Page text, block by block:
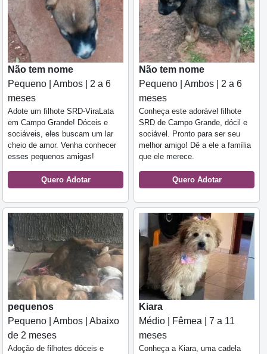
Não tem nome
Pequeno | Ambos | 2 a 6
meses
Adote um filhote SRD-ViraLata
em Campo Grande! Dóceis e
sociáveis, eles buscam um lar
cheio de amor. Venha conhecer
esses pequenos amigas!
Quero Adotar
Não tem nome
Pequeno | Ambos | 2 a 6
meses
Conheça este adorável filhote
SRD de Campo Grande, dócil e
sociável. Pronto para ser seu
melhor amigo! Dê a ele a família
que ele merece.
Quero Adotar
pequenos
Pequeno | Ambos | Abaixo
de 2 meses
Adoção de filhotes dóceis e
Kiara
Médio | Fêmea | 7 a 11
meses
Conheça a Kiara, uma cadela